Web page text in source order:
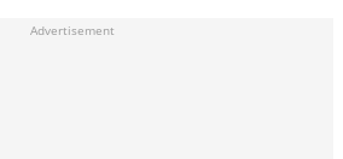
Advertisement